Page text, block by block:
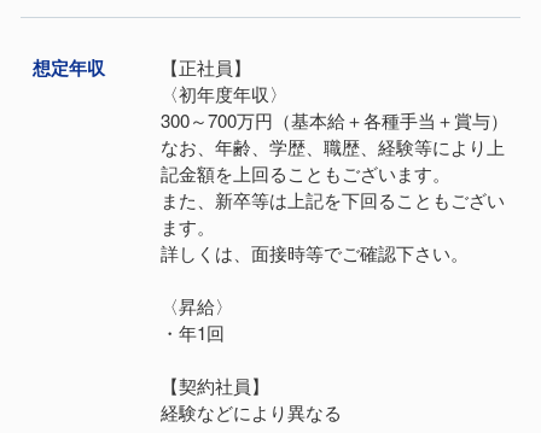
想定年収
【正社員】
〈初年度年収〉
300～700万円（基本給＋各種手当＋賞与）
なお、年齢、学歴、職歴、経験等により上
記金額を上回ることもございます。
また、新卒等は上記を下回ることもござい
ます。
詳しくは、面接時等でご確認下さい。
〈昇給〉
・年1回
【契約社員】
経験などにより異なる